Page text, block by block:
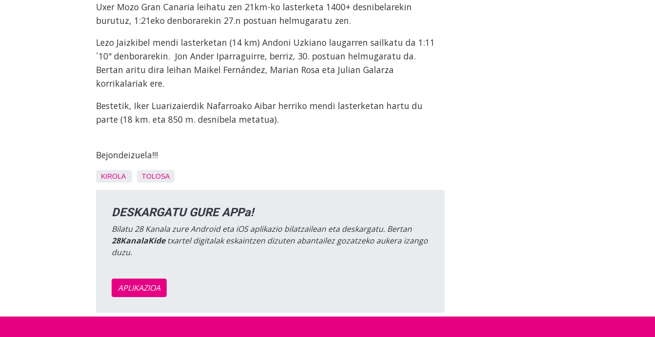
Uxer Mozo Gran Canaria leihatu zen 21km-ko lasterketa 1400+ desnibelarekin
burutuz, 1:21eko denborarekin 27.n postuan helmugaratu zen.
Lezo Jaizkibel mendi lasterketan (14 km) Andoni Uzkiano laugarren sailkatu da 1:11
´10" denborarekin. Jon Ander Iparraguirre, berriz, 30. postuan helmugaratu da.
Bertan aritu dira leihan Maikel Fernández, Marian Rosa eta Julian Galarza
korrikalariak ere.
Bestetik, Iker Luarizaierdik Nafarroako Aibar herriko mendi lasterketan hartu du
parte (18 km. eta 850 m. desnibela metatua).
Bejondeizuela!!!
KIROLA TOLOSA
DESKARGATU GURE APPa!
Bilatu 28 Kanala zure Android eta iOS aplikazio bilatzailean eta deskargatu. Bertan
28KanalaKidetxartel digitalak eskaintzen dizuten abantailez gozatzeko aukera izango
duzu.
APLIKAZIOA